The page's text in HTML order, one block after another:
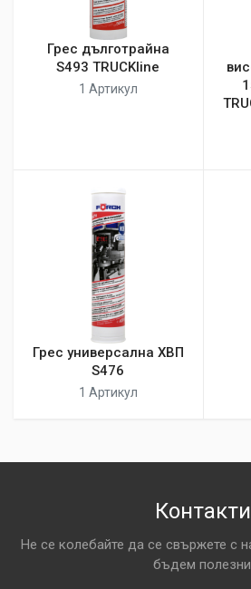
Грес дълготрайна
S493 TRUCKline
1 Артикул
Грес универсална ХВП
S476
1 Артикул
Контакти
Не се колебайте да се свържете с
бъдем